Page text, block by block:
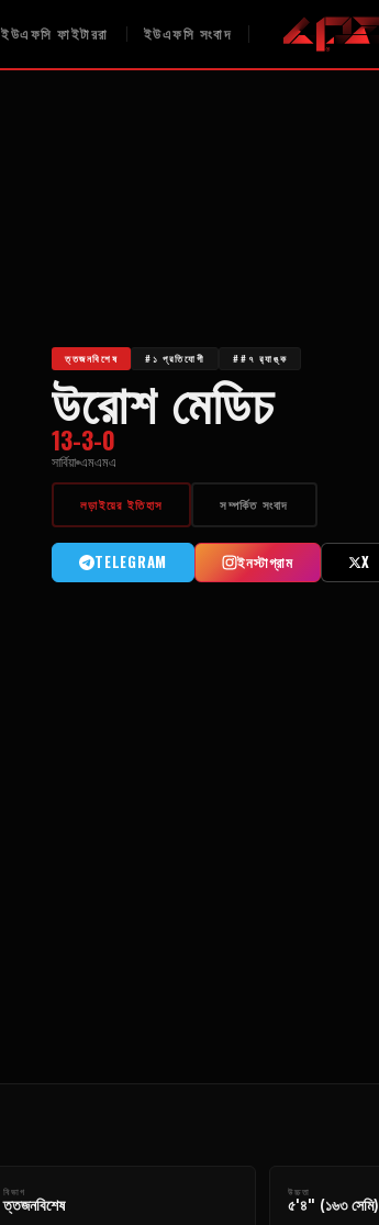
ইউএফসি ফাইটাররা ইউএফসি সংবাদ
ত্তজনবিশেষ #১ প্রতিযোগী ##৭ র‍্যাঙ্ক
উরোশ মেডিচ
13-3-0
সার্বিয়া এমএমএ
লড়াইয়ের ইতিহাস সম্পর্কিত সংবাদ
TELEGRAM ইনস্টাগ্রাম X
বিভাগ
ত্তজনবিশেষ
উচ্চতা
৫'৪" (১৬৩ সেমি)